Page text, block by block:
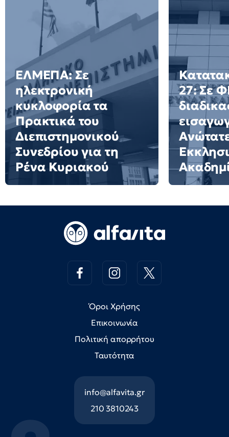
ΕΛΜΕΠΑ: Σε
ηλεκτρονική
κυκλοφορία τα
Πρακτικά του
Διεπιστημονικού
Συνεδρίου για τη
Ρένα Κυριακού
27: Σε
Όροι Χρήσης
Επικοινωνία
Πολιτική απορρήτου
Ταυτότητα
info@alfavita.gr
210 3810243